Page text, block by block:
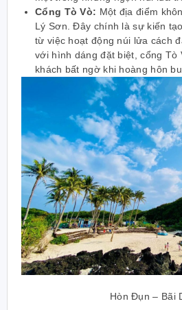
Cổng Tò Vò: Một địa điểm
Lý Sơn. Đây chính là sự kiến
từ việc hoạt động núi lửa cách
với hình dáng đặt biệt, cổng Tò
khách bất ngờ khi hoàng hôn
Hòn Đụn – Bãi